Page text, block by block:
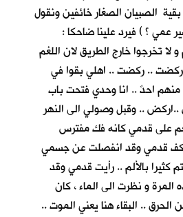
الصبيان الصغار خائفين ونقول
عمي ؟ ) فيرد علينا ضاحكا :
تخرجوا خارج الطريق لان اللغم
.. ركضت .. اهلي بقوا في
منهم احدٌ .. انا وحدي فتحت باب
.. وقبل وصولي الى النهر
على قدمي كانه فك مفترس
قدمي وقد انفصلت عن جسمي
كثيرا بالألم .. رأيت قدمي وقد
و نظرت الى الماء ، كان
.. البقاء هنا يعني الموت ..